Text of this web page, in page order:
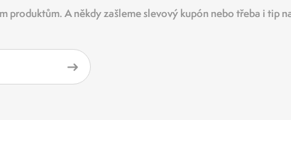
A někdy zašleme slevový kupón nebo třeba i tip